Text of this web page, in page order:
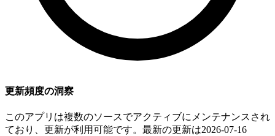
更新頻度の洞察
このアプリは複数のソースでアクティブにメンテナンスされ
ており、更新が利用可能です。最新の更新は2026-07-16